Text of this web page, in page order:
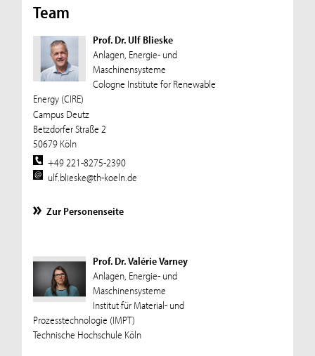
Team
Prof. Dr. Ulf Blieske
Anlagen, Energie- und
Maschinensysteme
Cologne Institute for Renewable
Energy (CIRE)
Campus Deutz
Betzdorfer Straße 2
50679 Köln
+49 221-8275-2390
ulf.blieske@th-koeln.de
Zur Personenseite
Prof. Dr. Valérie Varney
Anlagen, Energie- und
Maschinensysteme
Institut für Material- und
Prozesstechnologie (IMPT)
Technische Hochschule Köln